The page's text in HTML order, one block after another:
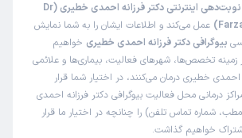
این صفحه مثل سایت نوبت‌دهی اینترنتی دکتر فرزانه احمدی خطیری (Dr
عمل می‌کند و اطلاعات ایشان را به شما نمایش
بیوگرافی دکتر فرزانه احمدی خطیری خواهیم
زمینه تخصص‌ها، شهرهای فعالیت، بیماری‌ها و علائمی
احمدی خطیری درمان می‌کنند، در اختیار شما قرار
درمانی محل فعالیت بیوگرافی دکتر فرزانه احمدی
شماره تماس تلفن) را چنانچه در اختیار ما قرار
خواهیم گذاشت.